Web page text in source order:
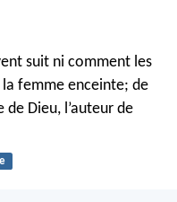
suit ni comment les
femme enceinte; de
Dieu, l’auteur de